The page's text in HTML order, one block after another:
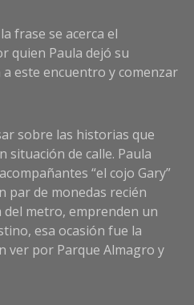
frase se acerca el
quien Paula dejó su
este encuentro y comenzar
sobre las historias que
situación de calle. Paula
“el cojo Gary”
par de monedas recién
del metro, emprenden un
esa ocasión fue la
ver por Parque Almagro y